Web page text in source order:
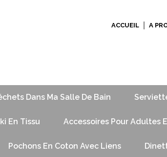
ACCUEIL A
Dans Ma Salle De Bain
En Tissu Accessoires Pour Adultes
Pochons En Coton Avec Liens